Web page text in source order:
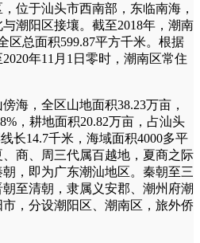
位于汕头市西南部，东临南海，
潮阳区接壤。截至2018年，潮南
区总面积599.87平方千米。根据
年11月1日零时，潮南区常住
海，全区山地面积38.23万亩，
，耕地面积20.82万亩，占汕头
长14.7千米，海域面积4000多平
商、周三代属百越地，夏商之际
，即为广东潮汕地区。秦朝至三
至清朝，隶属义安郡、潮州府潮
，分设潮阳区、潮南区，旅外侨